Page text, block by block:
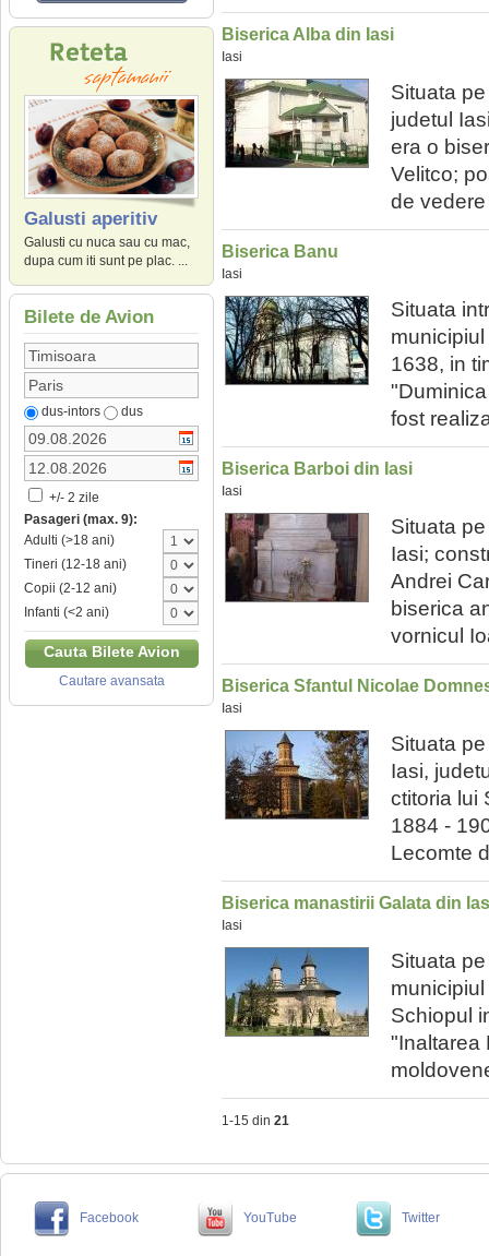
Galusti aperitiv
Galusti cu nuca sau cu mac,
dupa cum iti sunt pe plac. ...
Bilete de Avion
dus-intors dus
+/- 2 zile
Pasageri (max. 9):
Adulti (>18 ani)
Tineri (12-18 ani)
Copii (2-12 ani)
Infanti (<2 ani)
Cauta Bilete Avion
Cautare avansata
Biserica Alba din Iasi
Iasi
Situata
judetul
era o
Velitco;
de
Biserica Banu
Iasi
Situata
1638, in
fost
Biserica Barboi din Iasi
Iasi
Situata
Iasi;
Andrei
biserica
vornicul
Biserica Sfantul Nicolae
Iasi
Situata
Iasi,
ctitoria lui
1884 -
Lecomte
Biserica manastirii Galata din
Iasi
Situata
Schiopul
"Inaltarea
1-15 din 21
Facebook YouTube Twitter